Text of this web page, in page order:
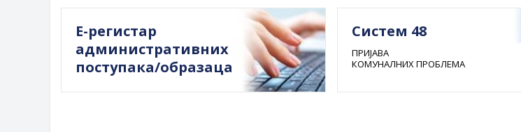
Е-регистар
административних
поступака/образаца
Систем 48
ПРИЈАВА
КОМУНАЛНИХ ПРОБЛЕМА